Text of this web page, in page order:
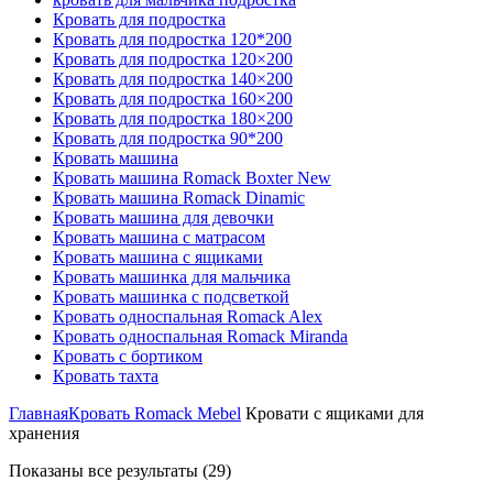
Кровать для подростка
Кровать для подростка 120*200
Кровать для подростка 120×200
Кровать для подростка 140×200
Кровать для подростка 160×200
Кровать для подростка 180×200
Кровать для подростка 90*200
Кровать машина
Кровать машина Romack Boxter New
Кровать машина Romack Dinamic
Кровать машина для девочки
Кровать машина с матрасом
Кровать машина с ящиками
Кровать машинка для мальчика
Кровать машинка с подсветкой
Кровать односпальная Romack Alex
Кровать односпальная Romack Miranda
Кровать с бортиком
Кровать тахта
ГлавнаяКровать Romack Mebel Кровати с ящиками для
хранения
Показаны все результаты (29)